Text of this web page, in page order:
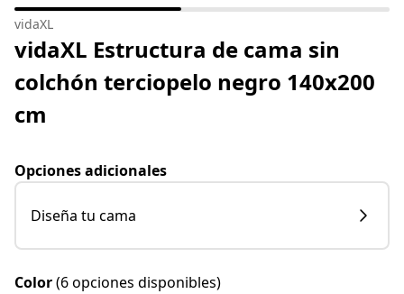
vidaXL
vidaXL Estructura de cama sin
colchón terciopelo negro 140x200
cm
Opciones adicionales
Diseña tu cama
Color(6 opciones disponibles)